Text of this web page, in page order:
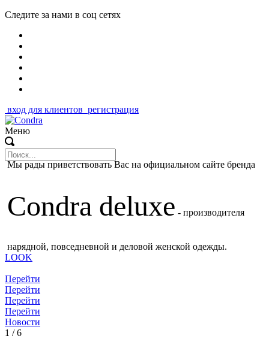
Следите за нами в соц сетях
вход для клиентов регистрация
Меню
Мы рады приветствовать Вас на официальном сайте бренда
Condra deluxe - производителя
нарядной, повседневной и деловой женской одежды.
LOOK
Перейти
Перейти
Перейти
Перейти
Новости
1 /6